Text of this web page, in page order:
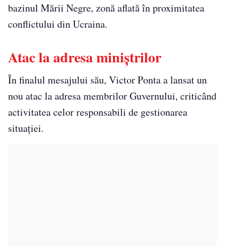
bazinul Mării Negre, zonă aflată în proximitatea
conflictului din Ucraina.
Atac la adresa miniștrilor
În finalul mesajului său, Victor Ponta a lansat un
nou atac la adresa membrilor Guvernului, criticând
activitatea celor responsabili de gestionarea
situației.